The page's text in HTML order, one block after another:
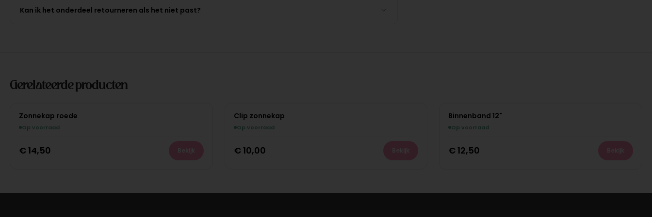
Kan ik het onderdeel retourneren als het niet past?
Gerelateerde producten
Zonnekap roede
Op voorraad
€ 14,50
Clip zonnekap
Op voorraad
€ 10,00
Binnenband 12"
Op voorraad
€ 12,50